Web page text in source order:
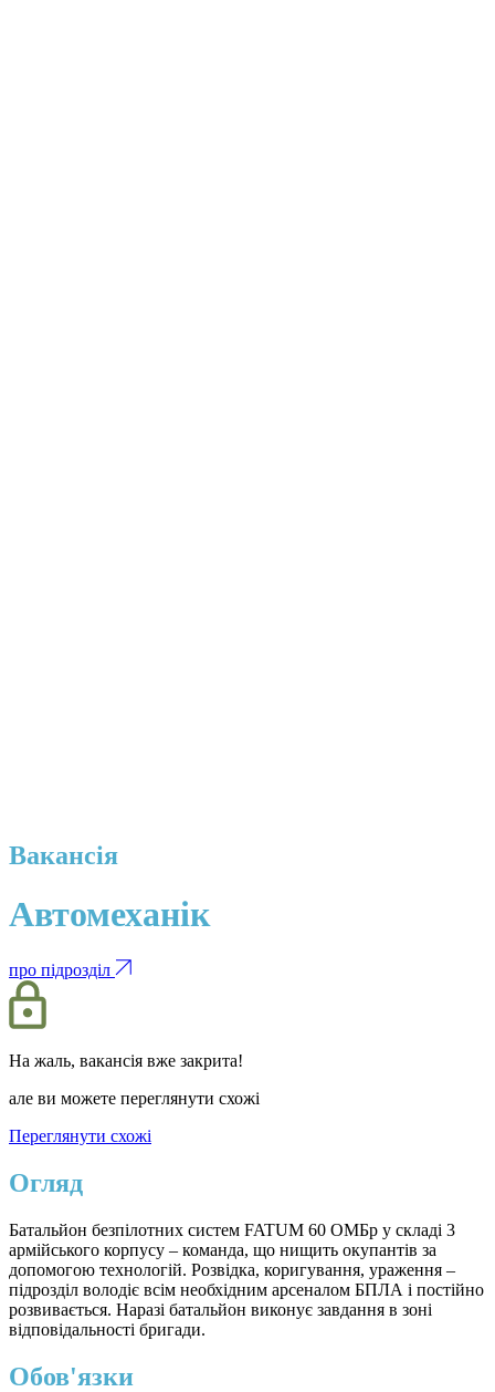
Вакансія
Автомеханік
про підрозділ
На жаль, вакансія вже закрита!
але ви можете переглянути схожі
Переглянути схожі
Огляд
Батальйон безпілотних систем FATUM 60 ОМБр у складі 3
армійського корпусу – команда, що нищить окупантів за
допомогою технологій. Розвідка, коригування, ураження –
підрозділ володіє всім необхідним арсеналом БПЛА і постійно
розвивається. Наразі батальйон виконує завдання в зоні
відповідальності бригади.
Обов'язки